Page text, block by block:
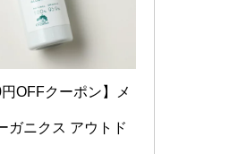
円OFFクーポン】メ
ガニクス アウトド